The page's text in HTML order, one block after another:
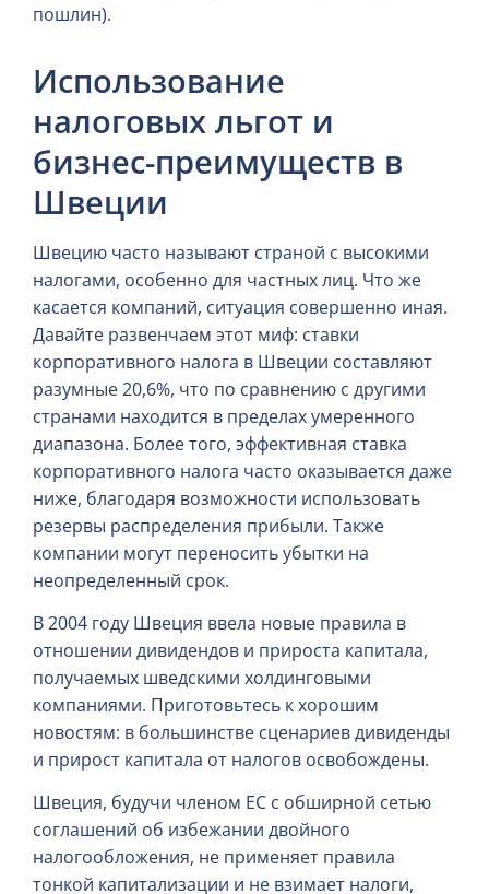
пошлин).
Использование
налоговых льгот и
бизнес-преимуществ в
Швеции
Швецию часто называют страной с высокими
налогами, особенно для частных лиц. Что же
касается компаний, ситуация совершенно иная.
Давайте развенчаем этот миф: ставки
корпоративного налога в Швеции составляют
разумные 20,6%, что по сравнению с другими
странами находится в пределах умеренного
диапазона. Более того, эффективная ставка
корпоративного налога часто оказывается даже
ниже, благодаря возможности использовать
резервы распределения прибыли. Также
компании могут переносить убытки на
неопределенный срок.
В 2004 году Швеция ввела новые правила в
отношении дивидендов и прироста капитала,
получаемых шведскими холдинговыми
компаниями. Приготовьтесь к хорошим
новостям: в большинстве сценариев дивиденды
и прирост капитала от налогов освобождены.
Швеция, будучи членом ЕС с обширной сетью
соглашений об избежании двойного
налогообложения, не применяет правила
тонкой капитализации и не взимает налоги,